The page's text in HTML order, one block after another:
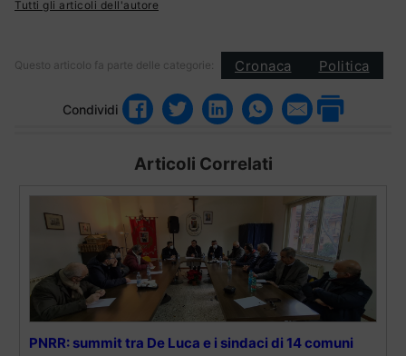
Tutti gli articoli dell'autore
Questo articolo fa parte delle categorie: Cronaca Politica
Condividi
Articoli Correlati
PNRR: summit tra De Luca e i sindaci di 14 comuni